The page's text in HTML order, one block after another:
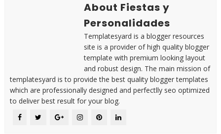
About Fiestas y
Personalidades
Templatesyard is a blogger resources
site is a provider of high quality blogger
template with premium looking layout
and robust design. The main mission of
templatesyard is to provide the best quality blogger templates
which are professionally designed and perfectlly seo optimized
to deliver best result for your blog.